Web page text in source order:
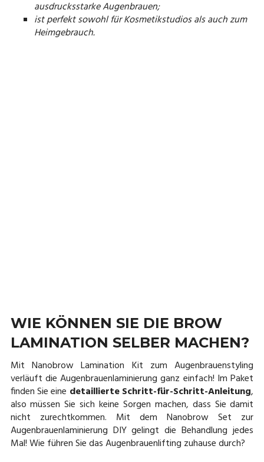
ausdrucksstarke Augenbrauen;
ist perfekt sowohl für Kosmetikstudios als auch zum
Heimgebrauch.
WIE KÖNNEN SIE DIE BROW
LAMINATION SELBER MACHEN?
Mit Nanobrow Lamination Kit zum Augenbrauenstyling
verläuft die Augenbrauenlaminierung ganz einfach! Im Paket
finden Sie eine detaillierte Schritt-für-Schritt-Anleitung,
also müssen Sie sich keine Sorgen machen, dass Sie damit
nicht zurechtkommen. Mit dem Nanobrow Set zur
Augenbrauenlaminierung DIY gelingt die Behandlung jedes
Mal! Wie führen Sie das Augenbrauenlifting zuhause durch?